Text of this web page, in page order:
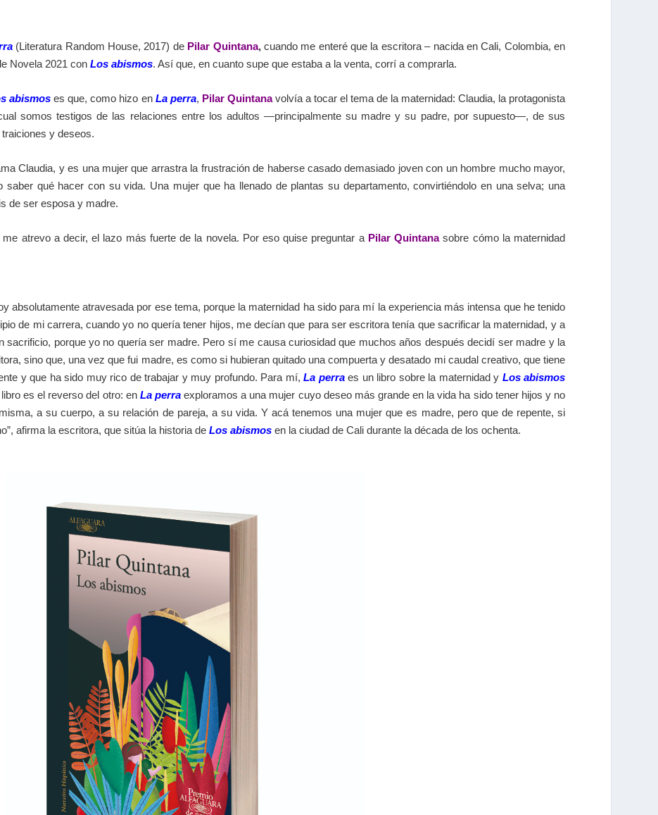
(Literatura Random House, 2017) de Pilar Quintana, cuando me enteré que la escritora – nacida en Cali, Colombia, en
Novela 2021 con Los abismos. Así que, en cuanto supe que estaba a la venta, corrí a comprarla.
abismos es que, como hizo en La perra, Pilar Quintanavolvía a tocar el tema de la maternidad: Claudia, la protagonista
somos testigos de las relaciones entre los adultos —principalmente su madre y su padre, por supuesto—, de sus
y deseos.
Claudia, y es una mujer que arrastra la frustración de haberse casado demasiado joven con un hombre mucho mayor,
qué hacer con su vida. Una mujer que ha llenado de plantas su departamento, convirtiéndolo en una selva; una
de ser esposa y madre.
atrevo a decir, el lazo más fuerte de la novela. Por eso quise preguntar a Pilar Quintanasobre cómo la maternidad
absolutamente atravesada por ese tema, porque la maternidad ha sido para mí la experiencia más intensa que he tenido
de mi carrera, cuando yo no quería tener hijos, me decían que para ser escritora tenía que sacrificar la maternidad, y a
sacrificio, porque yo no quería ser madre. Pero sí me causa curiosidad que muchos años después decidí ser madre y la
sino que, una vez que fui madre, es como si hubieran quitado una compuerta y desatado mi caudal creativo, que tiene
y que ha sido muy rico de trabajar y muy profundo. Para mí,La perraes un libro sobre la maternidad y Los abismos
es el reverso del otro: en La perraexploramos a una mujer cuyo deseo más grande en la vida ha sido tener hijos y no
a su cuerpo, a su relación de pareja, a su vida. Y acá tenemos una mujer que es madre, pero que de repente, si
afirma la escritora, que sitúa la historia de Los abismos en la ciudad de Cali durante la década de los ochenta.